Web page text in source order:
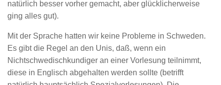
natürlich besser vorher gemacht, aber glücklicherweise
ging alles gut).
Mit der Sprache hatten wir keine Probleme in Schweden.
Es gibt die Regel an den Unis, daß, wenn ein
Nichtschwedischkundiger an einer Vorlesung teilnimmt,
diese in Englisch abgehalten werden sollte (betrifft